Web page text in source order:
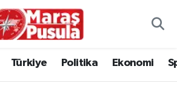
Türkiye Politika Ekonomi